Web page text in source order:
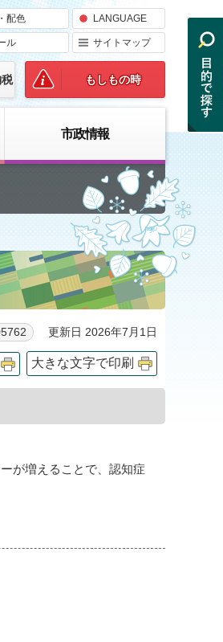
配色 LANGUAGE
ル サイトマップ
もしもの時
市政情報
更新日 2026年7月1日
大きな文字で印刷
が増えることで、認知症